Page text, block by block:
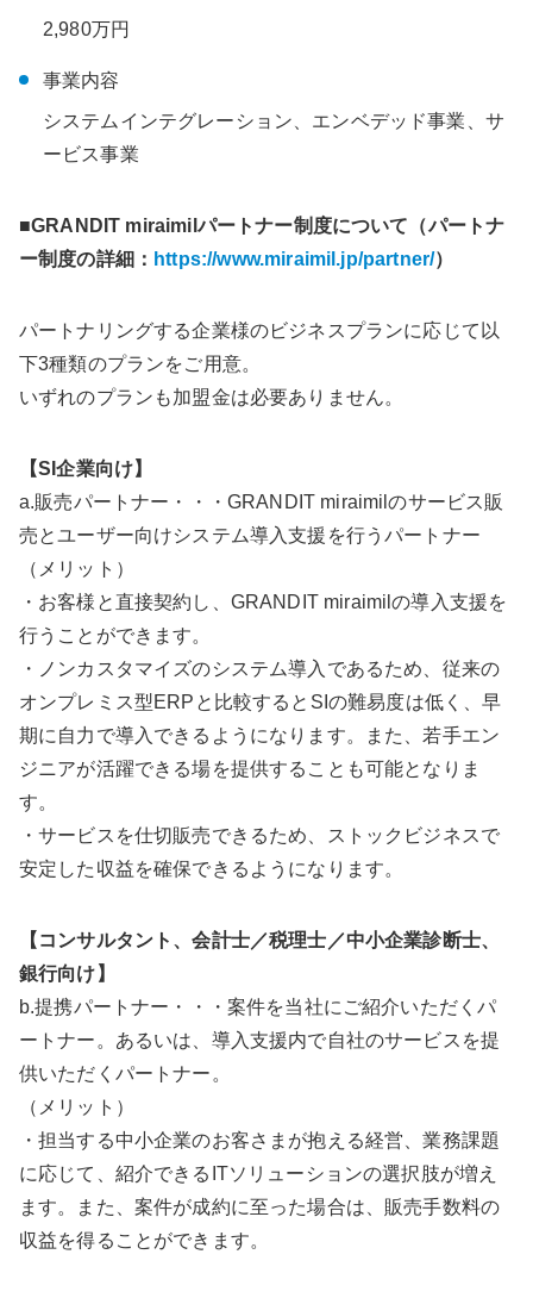
2,980万円
事業内容
システムインテグレーション、エンベデッド事業、サ
ービス事業
■GRANDIT miraimilパートナー制度について（パートナ
ー制度の詳細： https://www.miraimil.jp/partner/）
パートナリングする企業様のビジネスプランに応じて以
下3種類のプランをご用意。
いずれのプランも加盟金は必要ありません。
【SI企業向け】
a.販売パートナー・・・GRANDIT miraimilのサービス販
売とユーザー向けシステム導入支援を行うパートナー
（メリット）
・お客様と直接契約し、GRANDIT miraimilの導入支援を
行うことができます。
・ノンカスタマイズのシステム導入であるため、従来の
オンプレミス型ERPと比較するとSIの難易度は低く、早
期に自力で導入できるようになります。また、若手エン
ジニアが活躍できる場を提供することも可能となりま
す。
・サービスを仕切販売できるため、ストックビジネスで
安定した収益を確保できるようになります。
【コンサルタント、会計士／税理士／中小企業診断士、
銀行向け】
b.提携パートナー・・・案件を当社にご紹介いただくパ
ートナー。あるいは、導入支援内で自社のサービスを提
供いただくパートナー。
（メリット）
・担当する中小企業のお客さまが抱える経営、業務課題
に応じて、紹介できるITソリューションの選択肢が増え
ます。また、案件が成約に至った場合は、販売手数料の
収益を得ることができます。